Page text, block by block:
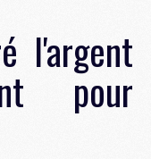
l'argent
pour